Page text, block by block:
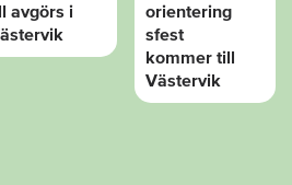
avgörs i
orientering
sfest
kommer till
Västervik